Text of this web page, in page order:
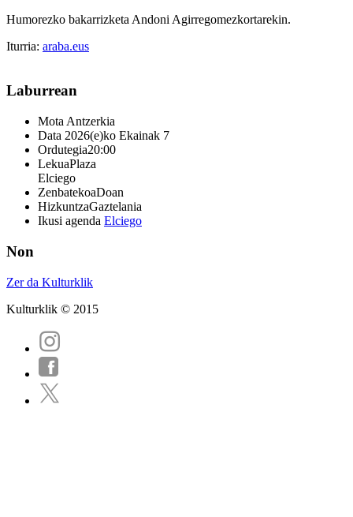
Humorezko bakarrizketa Andoni Agirregomezkortarekin.
Iturria: araba.eus
Laburrean
Mota Antzerkia
Data 2026(e)ko Ekainak 7
Ordutegia20:00
LekuaPlaza
Elciego
ZenbatekoaDoan
HizkuntzaGaztelania
Ikusi agenda Elciego
Non
Zer da Kulturklik
Kulturklik © 2015